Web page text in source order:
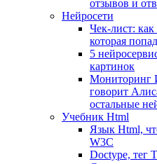
отзывов и
Нейросети
Чек-лист: как
которая
5
картинок
Мониторинг
говорит
остальные
Учебник Html
Язык Html,
W3C
Doctype, тег